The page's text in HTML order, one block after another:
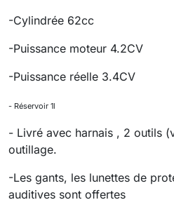
-Cylindrée 62cc
-Puissance moteur 4.2CV
-Puissance réelle 3.4CV
- Réservoir 1l
- Livré avec harnais , 2 outils
outillage.
-Les gants, les lunettes de
auditives sont offertes